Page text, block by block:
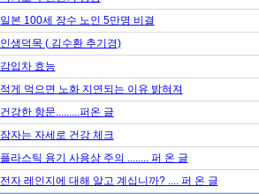
일본 100세 장수 노인 5만명 비결
인생덕목 ( 김수환 추기경)
감입차 효능
적게 먹으면 노화 지연되는 이유 밝혀져
건강한 항문.........퍼온 글
잠자는 자세로 건강 체크
플라스틱 용기 사용상 주의 ........ 퍼 온 글
전자 레인지에 대해 알고 계십니까? .... 퍼 온 글